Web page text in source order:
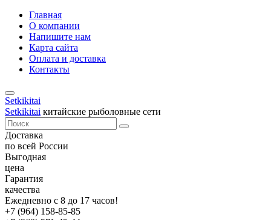
Главная
О компании
Напишите нам
Карта сайта
Оплата и доставка
Контакты
Setkikitai
Setkikitai китайские рыболовные сети
Доставка
по всей России
Выгодная
цена
Гарантия
качества
Ежедневно с 8 до 17 часов!
+7 (964) 158-85-85